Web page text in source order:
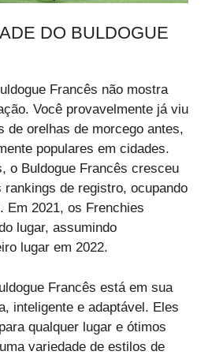
DO BULDOGUE
Francês não mostra
Você provavelmente já viu
de orelhas de morcego antes,
populares em cidades.
o Buldogue Francês cresceu
rankings de registro, ocupando
Em 2021, os Frenchies
lugar, assumindo
lugar em 2022.
Francês está em sua
inteligente e adaptável. Eles
qualquer lugar e ótimos
variedade de estilos de